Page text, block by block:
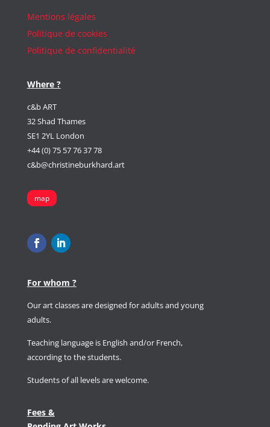
Mentions légales
Politique de cookies
Politique de confidentialité
Where ?
c&b ART
32 Shad Thames
SE1 2YL London
+44 (0) 75 57 76 37 78
c&b@christineburkhard.art
map
For whom ?
Our art classes are designed for adults and young
adults.
Teaching language is English and/or French,
according to the students.
Students of all levelsare welcome.
Fees &